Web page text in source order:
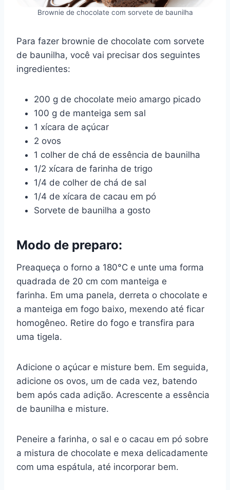
Brownie de chocolate com sorvete de baunilha
Para fazer brownie de chocolate com sorvete
de baunilha, você vai precisar dos seguintes
ingredientes:
200 g de chocolate meio amargo picado
100 g de manteiga sem sal
1 xícara de açúcar
2 ovos
1 colher de chá de essência de baunilha
1/2 xícara de farinha de trigo
1/4 de colher de chá de sal
1/4 de xícara de cacau em pó
Sorvete de baunilha a gosto
Modo de preparo:
Preaqueça o forno a 180°C e unte uma forma
quadrada de 20 cm com manteiga e
farinha. Em uma panela, derreta o chocolate e
a manteiga em fogo baixo, mexendo até ficar
homogêneo. Retire do fogo e transfira para
uma tigela.
Adicione o açúcar e misture bem. Em seguida,
adicione os ovos, um de cada vez, batendo
bem após cada adição. Acrescente a essência
de baunilha e misture.
Peneire a farinha, o sal e o cacau em pó sobre
a mistura de chocolate e mexa delicadamente
com uma espátula, até incorporar bem.